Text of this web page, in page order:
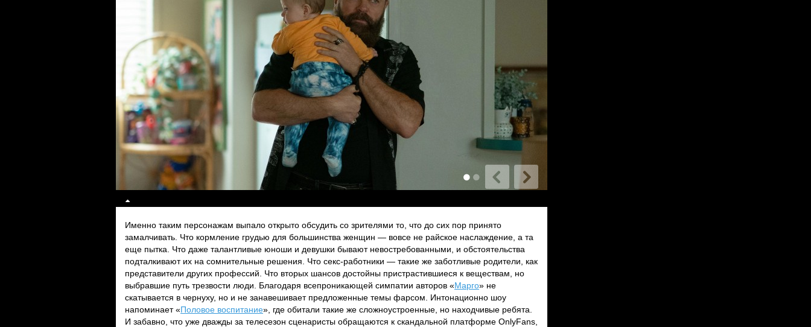
Именно таким персонажам выпало открыто обсудить со зрителями то, что до сих пор принято
замалчивать. Что кормление грудью для большинства женщин — вовсе не райское наслаждение, а та
еще пытка. Что даже талантливые юноши и девушки бывают невостребованными, и обстоятельства
подталкивают их на сомнительные решения. Что секс-работники — такие же заботливые родители, как
представители других профессий. Что вторых шансов достойны пристрастившиеся к веществам, но
выбравшие путь трезвости люди. Благодаря всепроникающей симпатии авторов «Марго» не
скатывается в чернуху, но и не занавешивает предложенные темы фарсом. Интонационно шоу
напоминает «Половое воспитание», где обитали такие же сложноустроенные, но находчивые ребята.
И забавно, что уже дважды за телесезон сценаристы обращаются к скандальной платформе OnlyFans,